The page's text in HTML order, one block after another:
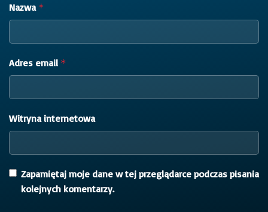
Nazwa *
Adres email *
Witryna internetowa
Zapamiętaj moje dane w tej przeglądarce podczas pisania
kolejnych komentarzy.